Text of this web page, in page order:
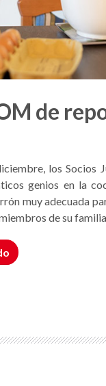
de
los Socios
genios en la
muy adecuada
de su